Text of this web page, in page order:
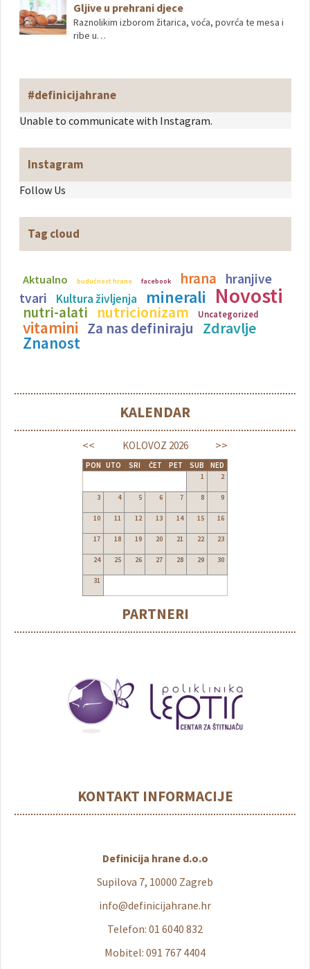
Gljive u prehrani djece
Raznolikim izborom žitarica, voća, povrća te mesa i
ribe u…
#definicijahrane
Unable to communicate with Instagram.
Instagram
Follow Us
Tag cloud
Aktualno budućnost hrane facebook hrana
hranjive
tvari
Kultura življenja minerali Novosti
nutri-alati nutricionizam Uncategorized
vitamini Za nas definiraju Zdravlje
Znanost
KALENDAR
<< >>
KOLOVOZ 2026
PON UTO SRI ČET PET SUB NED
1 2
3 4 5 6 7 8 9
10 11 12 13 14 15 16
17 18 19 20 21 22 23
24 25 26 27 28 29 30
31
PARTNERI
KONTAKT INFORMACIJE
Definicija hrane d.o.o
Supilova 7, 10000 Zagreb
info@definicijahrane.hr
Telefon: 01 6040 832
Mobitel: 091 767 4404